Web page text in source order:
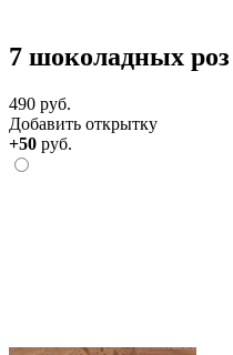
7 шоколадных
490 руб.
Добавить открытку
+50 руб.